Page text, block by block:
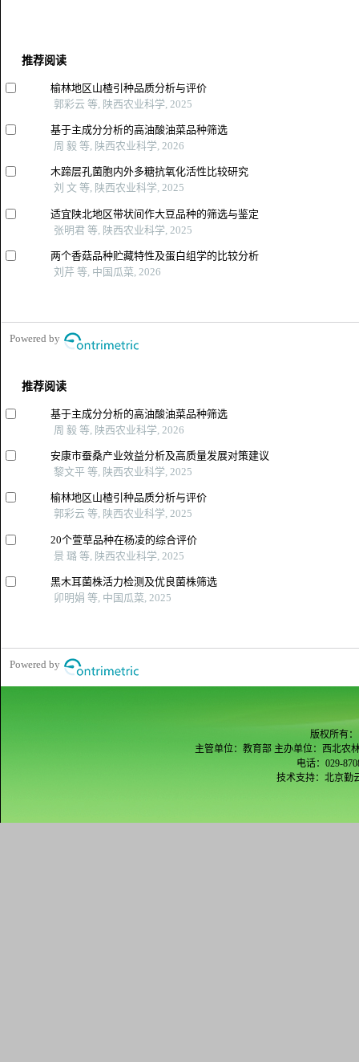
版权所有
主管单位：教育部 主办单位：西北农
电话：029-
技术支持： 北京勤